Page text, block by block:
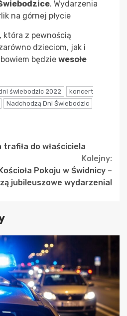
. Wydarzenia
na górnej płycie
która z pewnością
dzieciom, jak i
będzie wesołe
świebodzic 2022
koncert
Nadchodzą Dni Świebodzic
do właściciela
Kolejny:
Pokoju w Świdnicy –
jubileuszowe wydarzenia!